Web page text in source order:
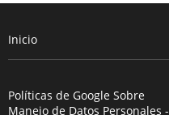
Inicio
Políticas de Google Sobre
Manejo de Datos Personales -